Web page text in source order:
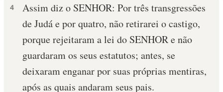
4
Assim diz o SENHOR: Por três transgressões
de Judá e por quatro, não retirarei o castigo,
porque rejeitaram a lei do SENHOR e não
guardaram os seus estatutos; antes, se
deixaram enganar por suas próprias mentiras,
após as quais andaram seus pais.